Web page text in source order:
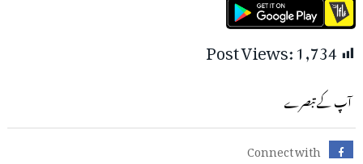
Post Views:1,734
آپ کے تبصرے
Connect with